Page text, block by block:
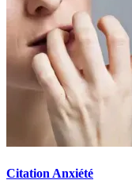
Citation Anxiété